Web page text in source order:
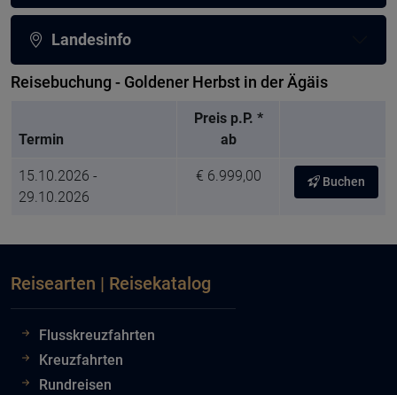
Landesinfo
Reisebuchung - Goldener Herbst in der Ägäis
Termin
Preis p.P. *
ab
15.10.2026 -
29.10.2026
€ 6.999,00 Buchen
Reisearten | Reisekatalog
Flusskreuzfahrten
Kreuzfahrten
Rundreisen